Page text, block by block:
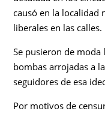
causó en la localidad
liberales en las calles.
Se pusieron de moda
bombas arrojadas a
seguidores de esa
Por motivos de